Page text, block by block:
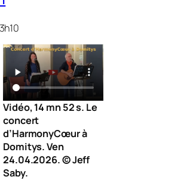
Vidéo, 14 mn 52 s. Le
concert
d’HarmonyCœur à
Domitys. Ven
24.04.2026. © Jeff
Saby.